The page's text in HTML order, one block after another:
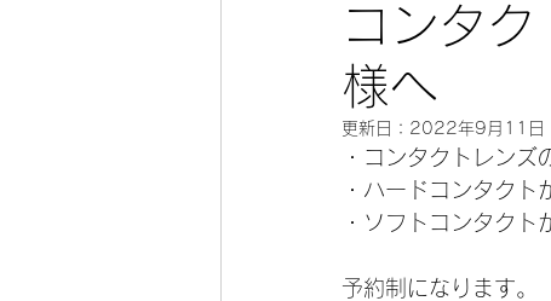
コンタ
様へ
更新日： 2022年9月11日
・コンタクトレン
・ハードコンタク
・ソフトコンタク
予約制になります。